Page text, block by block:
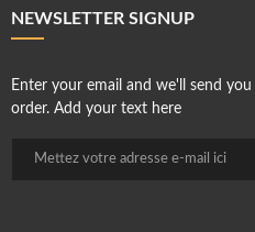
NEWSLETTER SIGNUP
Enter your email and we'll send
order. Add your text here